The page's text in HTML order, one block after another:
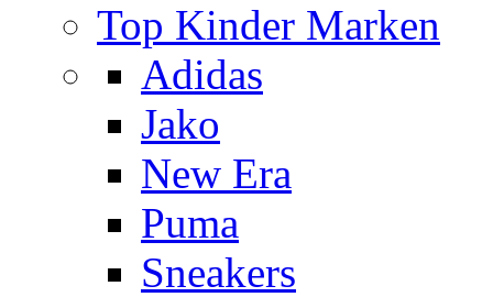
Top Kinder Marken
Adidas
Jako
New Era
Puma
Sneakers